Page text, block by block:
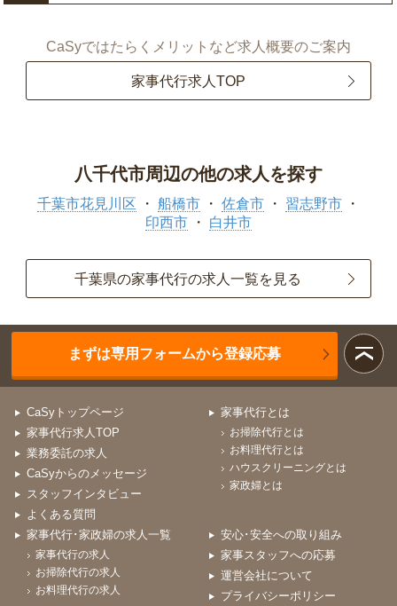
CaSyではたらくメリットなど求人概要のご案内
家事代行求人TOP
八千代市周辺の他の求人を探す
千葉市花見川区 船橋市 佐倉市
習志野市
印西市
白井市
千葉県の家事代行の求人一覧を見る
まずは専用フォームから登録応募
CaSyトップページ
家事代行求人TOP
業務委託の求人
CaSyからのメッセージ
スタッフインタビュー
よくある質問
家事代行とは
お掃除代行とは
お料理代行とは
ハウスクリーニングとは
家政婦とは
家事代行･家政婦の求人一覧
家事代行の求人
お掃除代行の求人
お料理代行の求人
安心･安全への取り組み
家事スタッフへの応募
運営会社について
プライバシーポリシー